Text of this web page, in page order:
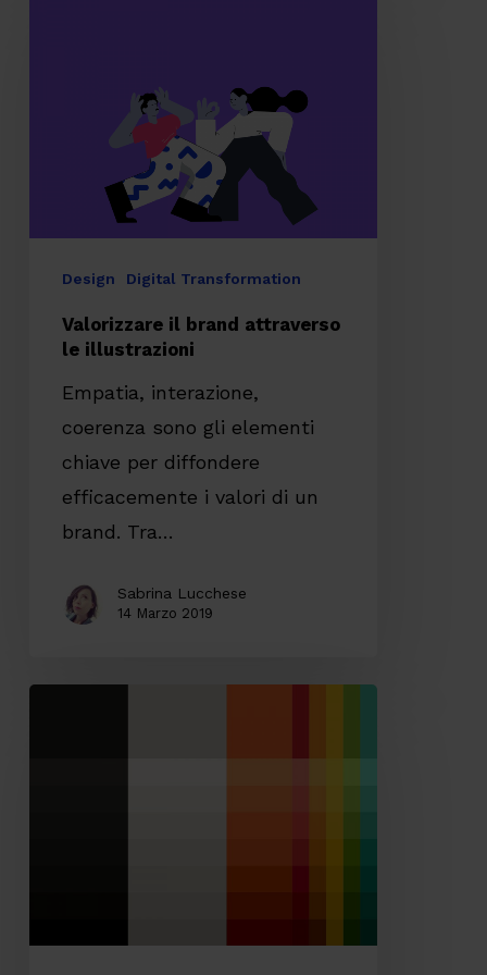
Design Digital Transformation
Valorizzare il brand attraverso
le illustrazioni
Empatia, interazione,
coerenza sono gli elementi
chiave per diffondere
efficacemente i valori di un
brand. Tra…
Sabrina Lucchese
14 Marzo 2019